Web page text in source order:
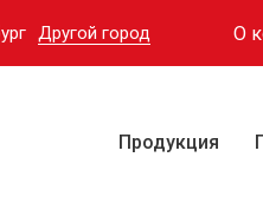
Другой город О
Продукция